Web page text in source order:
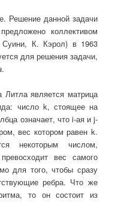
Решение данной задачи
коллективом
К. Кэрол) в 1963
для решения задачи,
.
является матрица
число k, стоящее на
означает, что i-ая и j-
вес котором равен k.
некоторым числом,
вес самого
для того, чтобы сразу
ребра. Что же
то он состоит из